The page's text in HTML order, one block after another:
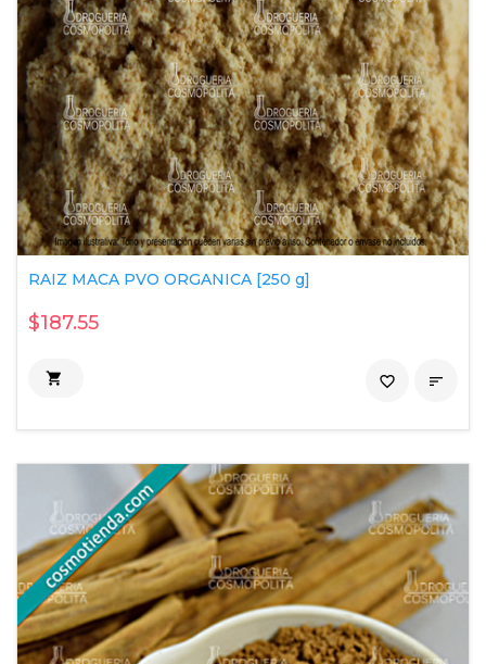
RAIZ MACA PVO ORGANICA [250 g]
$187.55
 
favorite_border